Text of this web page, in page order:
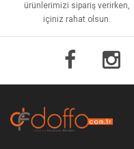
ürünlerimizi sipariş verirken,
içiniz rahat olsun.